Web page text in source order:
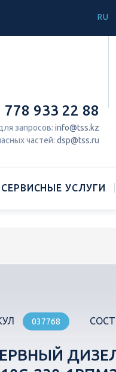
RU
778 933 22 88
запросов: info@tss.kz
частей: dsp@tss.ru
СЕРВИСНЫЕ УСЛУГИ
037768